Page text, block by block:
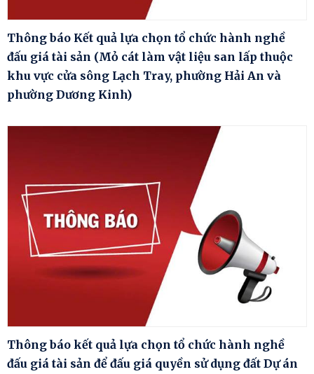
Thông báo Kết quả lựa chọn tổ chức hành nghề
đấu giá tài sản (Mỏ cát làm vật liệu san lấp thuộc
khu vực cửa sông Lạch Tray, phường Hải An và
phường Dương Kinh)
Thông báo kết quả lựa chọn tổ chức hành nghề
đấu giá tài sản để đấu giá quyền sử dụng đất Dự án